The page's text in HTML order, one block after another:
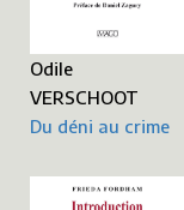
Odile
VERSCHOOT
Du déni au crime